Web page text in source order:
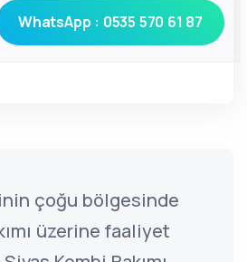
WhatsApp : 0535 570 61 87
çoğu bölgesinde
üzerine faaliyet